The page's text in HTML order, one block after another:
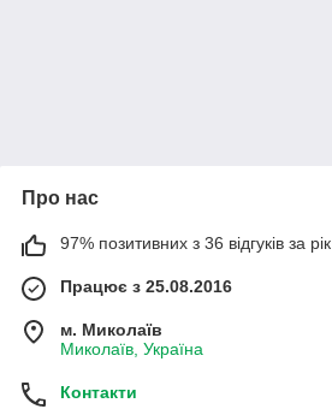
Про нас
97% позитивних з 36 відгуків за рік
Працює з 25.08.2016
м. Миколаїв
Миколаїв, Україна
Контакти